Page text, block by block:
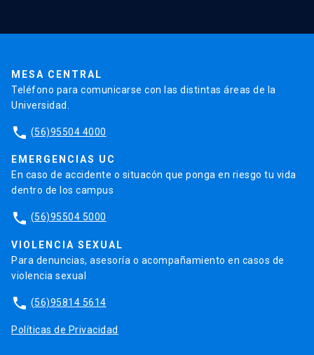
MESA CENTRAL
Teléfono para comunicarse con las distintas áreas de la
Universidad.
phone (56)95504 4000
EMERGENCIAS UC
En caso de accidente o situacón que ponga en riesgo tu vida
dentro de los campus
phone (56)95504 5000
VIOLENCIA SEXUAL
Para denuncias, asesoría o acompañamiento en casos de
violencia sexual
phone (56)95814 5614
Políticas de Privacidad